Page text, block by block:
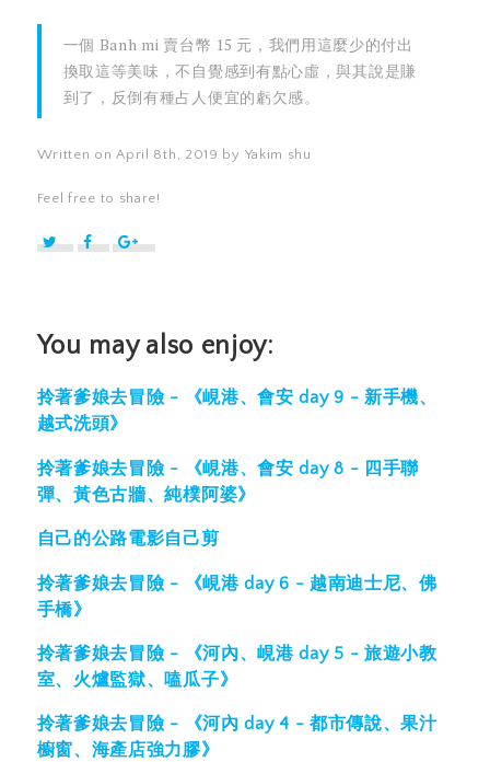
一個 Banh mi 賣台幣 15 元，我們用這麼少的付出
換取這等美味，不自覺感到有點心虛，與其說是賺
到了，反倒有種占人便宜的虧欠感。
Written on April 8th, 2019 by Yakim shu
Feel free to share!
You may also enjoy:
拎著爹娘去冒險 - 《峴港、會安 day 9 - 新手機、
越式洗頭》
拎著爹娘去冒險 - 《峴港、會安 day 8 - 四手聯
彈、黃色古牆、純樸阿婆》
自己的公路電影自己剪
拎著爹娘去冒險 - 《峴港 day 6 - 越南迪士尼、佛
手橋》
拎著爹娘去冒險 - 《河內、峴港 day 5 - 旅遊小教
室、火爐監獄、嗑瓜子》
拎著爹娘去冒險 - 《河內 day 4 - 都市傳說、果汁
櫥窗、海產店強力膠》